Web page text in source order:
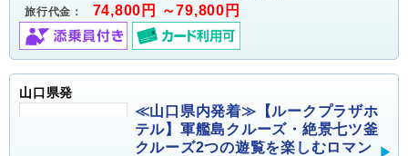
旅行代金： 74,800円 ～79,800円
山口県発
≪山口県内発着≫【ルークプラザホ
テル】軍艦島クルーズ・絶景七ツ釜
クルーズ2つの遊覧を楽しむロマン